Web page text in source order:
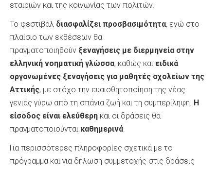
εταιριών και της κοινωνίας των πολιτών.
Το φεστιβάλ διασφαλίζει προσβασιμότητα, ενώ στο
πλαίσιο των εκθέσεων θα
πραγματοποιηθούν ξεναγήσεις με διερμηνεία στην
ελληνική νοηματική γλώσσα, καθώς και ειδικά
οργανωμένες ξεναγήσεις για μαθητές σχολείων της
Αττικής, με στόχο την ευαισθητοποίηση της νέας
γενιάς γύρω από τη σπάνια ζωή και τη συμπερίληψη. Η
είσοδος είναι ελεύθερη και οι δράσεις θα
πραγματοποιούνται καθημερινά.
Για περισσότερες πληροφορίες σχετικά με το
πρόγραμμα και για δήλωση συμμετοχής στις δράσεις